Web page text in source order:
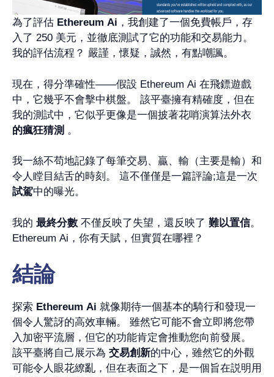
為了評估 Ethereum Ai ，我創建了一個免費帳戶，存
入了 250 美元，並徹底測試了它的功能和交易能力。
我的評估流程？ 嚴謹，懷疑，誠然，有點嘲諷。
現在，得分準確性——假設 Ethereum Ai 在飛鏢遊戲
中，它幾乎不會擊中棋盤。 該平臺擁有精確度，但在
我的測試中，它似乎更像是一個披著花哨演算法外衣
的瘋狂猜測 。
我一絲不苟地記錄了每筆交易、贏、輸（主要是輸）和
令人瞠目結舌的時刻。 這不僅僅是一篇評論;這是一次
試駕中的曝光。
我的 最終分數 不僅反映了失望，還反映了 難以置信。
Ethereum Ai，你有天賦，但實質在哪裡？
結論
探索 Ethereum Ai 就像期待一個基本的騎行和發現一
個令人驚訝的高效車輛。 雖然它可能不會立即將您帶
入加密平流層，但它的功能肯定會推動您向前發展。
該平臺將自己展示為 交易創新的中心，雖然它的外觀
可能令人眼花繚亂，但在表面之下，是一個旨在説明用